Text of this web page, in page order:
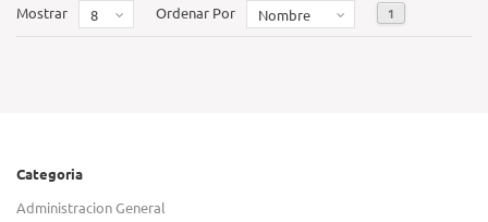
Mostrar 8 Ordenar Por Nombre 1
Categoria
Administracion General